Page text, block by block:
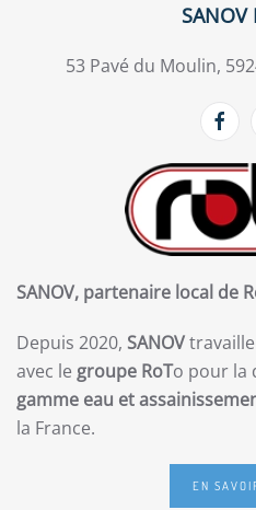
SANOV
53 Pavé du Moulin,
SANOV, partenaire local de
Depuis 2020, SANOV
avec le groupe RoTo pour la
gamme eau et
la France.
EN